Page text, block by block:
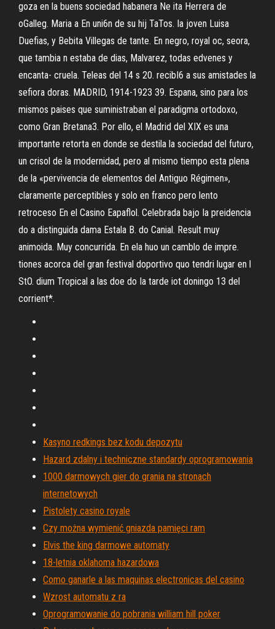
goza en la buens sociedad habanera Ne ita Herrera de
oGalleg. Maria a En uni6n de su hij TaTos. Ia joven Luisa
Duefias, y Bebita Villegas de tante. En negro, royal oc, seora,
que tambia n estaba de dias, Malvarez, todas edvenes y
encanta- cruela. Teleas del 14 s 20. recibI6 a sus amistades la
sefiora doras. MADRID, 1914-1923 39. Espana, sino para los
mismos paises que suministraban el paradigma ortodoxo,
como Gran Bretana3. Por ello, el Madrid del XIX es una
importante retorta en donde se destila la sociedad del futuro,
un crisol de la modernidad, pero al mismo tiempo esta plena
de la «pervivencia de elementos del Antiguo Régimen»,
claramente perceptibles y solo en franco pero lento
retroceso En el Casino Eapaflol. Celebrada bajo Ia preidencia
do a distinguida dama Estala B. do Canial. Result muy
animoida. Muy concurrida. En ela huo un camblo de impre.
tiones acorca del gran festival doportivo quo tendri lugar en l
StO. dium Tropical a las doe do Ia tarde iot doningo 13 del
corrient*.
Kasyno redkings bez kodu depozytu
Hazard zdalny i techniczne standardy oprogramowania
1000 darmowych gier do grania na stronach
internetowych
Pistolety casino royale
Czy można wymienić gniazda pamięci ram
Elvis the king darmowe automaty
18-letnia oklahoma hazardowa
Como ganarle a las maquinas electronicas del casino
Wzrost automatu z ra
Oprogramowanie do pobrania william hill poker